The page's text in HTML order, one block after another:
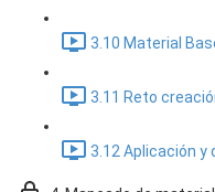
3.10 Material
3.11 Reto
3.12 Aplicación y